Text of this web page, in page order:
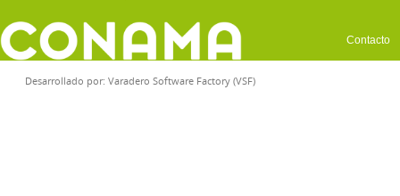
Contacto
Desarrollado por: Varadero Software Factory (VSF)